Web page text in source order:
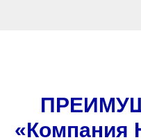
«Компания